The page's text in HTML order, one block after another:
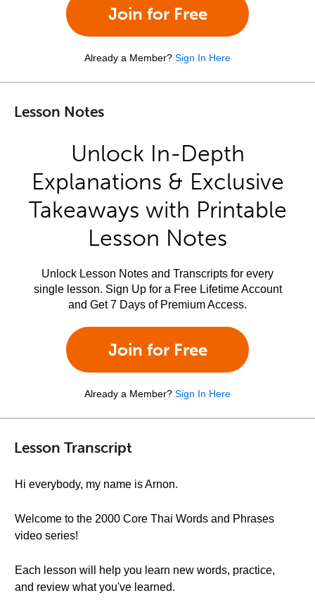
Join for Free
Already a Member? Sign In Here
Lesson Notes
Unlock In-Depth
Explanations & Exclusive
Takeaways with Printable
Lesson Notes
Unlock Lesson Notes and Transcripts for every
single lesson. Sign Up for a Free Lifetime Account
and Get 7 Days of Premium Access.
Join for Free
Already a Member? Sign In Here
Lesson Transcript
Hi everybody, my name is Arnon.
Welcome to the 2000 Core Thai Words and Phrases
video series!
Each lesson will help you learn new words, practice,
and review what you've learned.